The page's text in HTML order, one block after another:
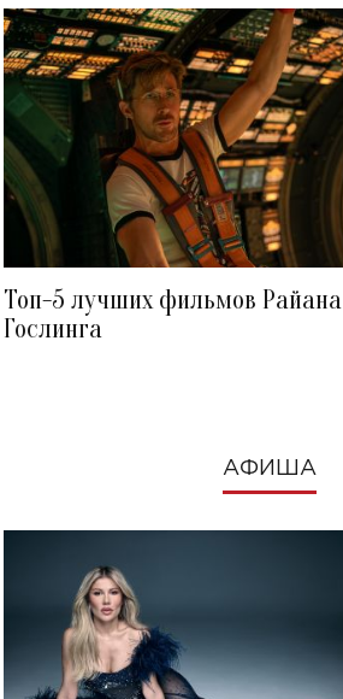
Топ-5 лучших фильмов Райана
Гослинга
АФИША